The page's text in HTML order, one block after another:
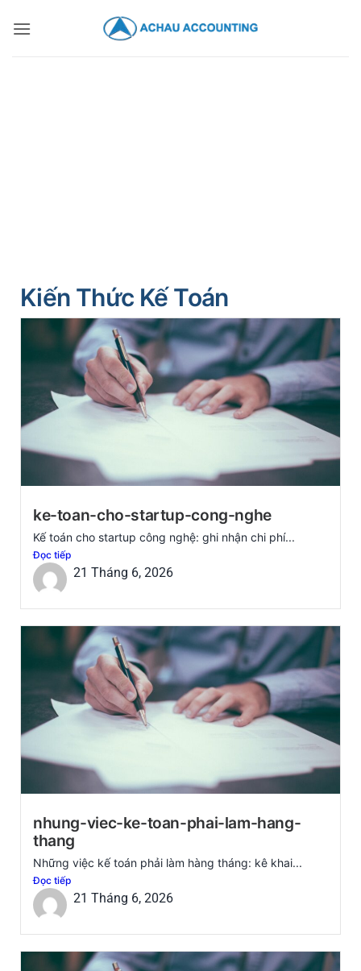
Kiến Thức Kế Toán
ke-toan-cho-startup-cong-nghe
Kế toán cho startup công nghệ: ghi nhận chi phí...
Đọc tiếp
21 Tháng 6, 2026
nhung-viec-ke-toan-phai-lam-hang-
thang
Những việc kế toán phải làm hàng tháng: kê khai...
Đọc tiếp
21 Tháng 6, 2026